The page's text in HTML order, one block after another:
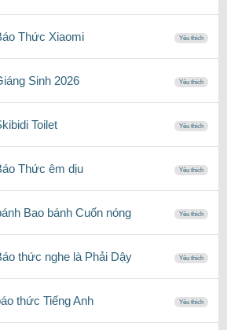
Thức Xiaomi Yêu thích
Sinh 2026 Yêu thích
Toilet Yêu thích
Thức êm dịu Yêu thích
Bao bánh Cuốn nóng Yêu thích
thức nghe là Phải Dậy Yêu thích
thức Tiếng Anh Yêu thích